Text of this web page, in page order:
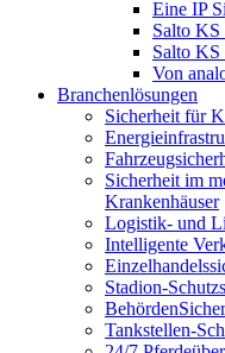
Eine IP
Salto
Salto
Von
Branchenlösungen
Sicherheit für
Sicherheit im
Krankenhäuser
Logistik- und
Intelligente
Stadion-
Tankstellen-